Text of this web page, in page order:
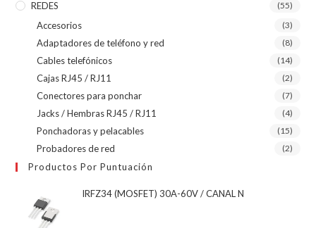
REDES (55)
Accesorios (3)
Adaptadores de teléfono y red (8)
Cables telefónicos (14)
Cajas RJ45 / RJ11 (2)
Conectores para ponchar (7)
Jacks / Hembras RJ45 / RJ11 (4)
Ponchadoras y pelacables (15)
Probadores de red (2)
Productos Por Puntuación
IRFZ34 (MOSFET) 30A-60V / CANAL N